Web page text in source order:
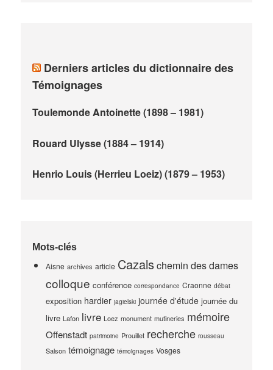
Derniers articles du dictionnaire des
Témoignages
Toulemonde Antoinette (1898 – 1981)
Rouard Ulysse (1884 – 1914)
Henrio Louis (Herrieu Loeiz) (1879 – 1953)
Mots-clés
Aisne archives article Cazals chemin des dames
colloque conférence correspondance Craonne débat
exposition hardier jagielski journée d'étude journée du
livre Lafon livre Loez monument mutineries mémoire
Offenstadt patrimoine Prouillet recherche rousseau
Salson témoignage témoignages Vosges